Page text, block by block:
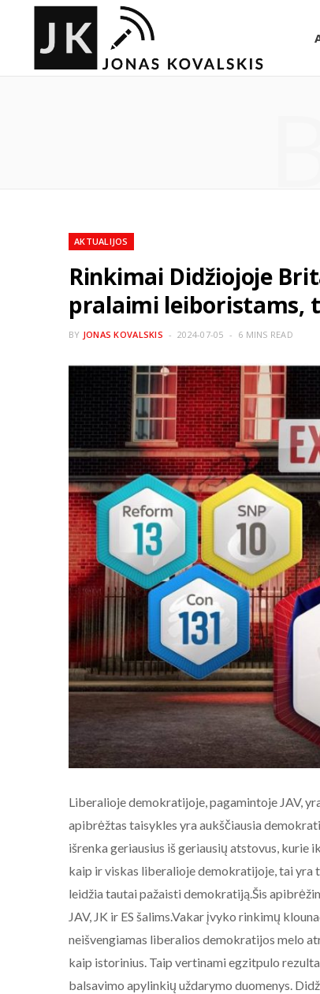
AKTUALIJOS
Rinkimai Didžiojoje
pralaimi leiboristams,
BY JONAS KOVALSKIS 2024-07-05 6 MINS READ
Liberalioje demokratijoje, pagamintoje JAV,
apibrėžtas taisykles yra aukščiausia
išrenka geriausius iš geriausių atstovus, kurie
kaip ir viskas liberalioje demokratijoje, tai yra
leidžia tautai pažaisti demokratiją.Šis
JAV, JK ir ES šalims.Vakar įvyko rinkimų
neišvengiamas liberalios demokratijos melo
kaip istorinius. Taip vertinami egzitpulo
balsavimo apylinkių uždarymo duomenys.